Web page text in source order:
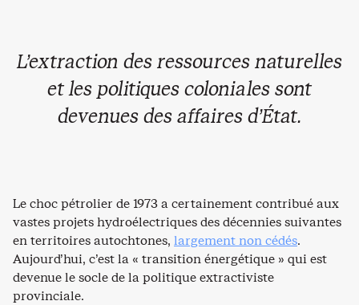
L’extraction des ressources naturelles
et les politiques coloniales sont
devenues des affaires d’État.
Le choc pétrolier de 1973 a certainement contribué aux
vastes projets hydroélectriques des décennies suivantes
en territoires autochtones, largement non cédés.
Aujourd’hui, c’est la « transition énergétique » qui est
devenue le socle de la politique extractiviste
provinciale.